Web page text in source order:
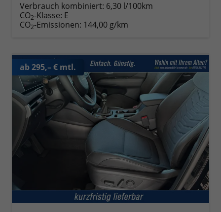
Verbrauch kombiniert: 6,30 l/100km
CO2-Klasse: E
CO2-Emissionen: 144,00 g/km
ab 295,– € mtl.